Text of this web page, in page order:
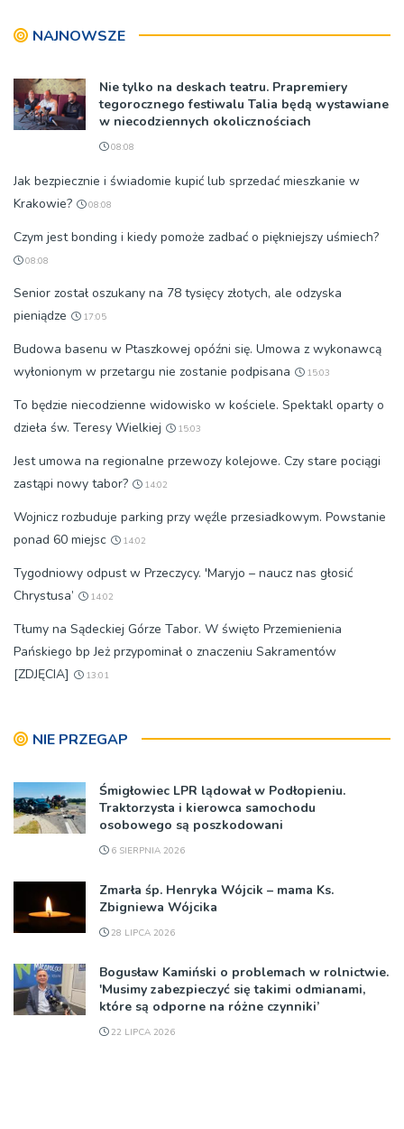
NAJNOWSZE
Nie tylko na deskach teatru. Prapremiery
tegorocznego festiwalu Talia będą wystawiane
w niecodziennych okolicznościach
08:08
Jak bezpiecznie i świadomie kupić lub sprzedać mieszkanie w
Krakowie?
08:08
Czym jest bonding i kiedy pomoże zadbać o piękniejszy uśmiech?
08:08
Senior został oszukany na 78 tysięcy złotych, ale odzyska
pieniądze
17:05
Budowa basenu w Ptaszkowej opóźni się. Umowa z wykonawcą
wyłonionym w przetargu nie zostanie podpisana
15:03
To będzie niecodzienne widowisko w kościele. Spektakl oparty o
dzieła św. Teresy Wielkiej
15:03
Jest umowa na regionalne przewozy kolejowe. Czy stare pociągi
zastąpi nowy tabor?
14:02
Wojnicz rozbuduje parking przy węźle przesiadkowym. Powstanie
ponad 60 miejsc
14:02
Tygodniowy odpust w Przeczycy. 'Maryjo – naucz nas głosić
Chrystusa’
14:02
Tłumy na Sądeckiej Górze Tabor. W święto Przemienienia
Pańskiego bp Jeż przypominał o znaczeniu Sakramentów
[ZDJĘCIA]
13:01
NIE PRZEGAP
Śmigłowiec LPR lądował w Podłopieniu.
Traktorzysta i kierowca samochodu
osobowego są poszkodowani
6 SIERPNIA 2026
Zmarła śp. Henryka Wójcik – mama Ks.
Zbigniewa Wójcika
28 LIPCA 2026
Bogusław Kamiński o problemach w rolnictwie.
'Musimy zabezpieczyć się takimi odmianami,
które są odporne na różne czynniki’
22 LIPCA 2026